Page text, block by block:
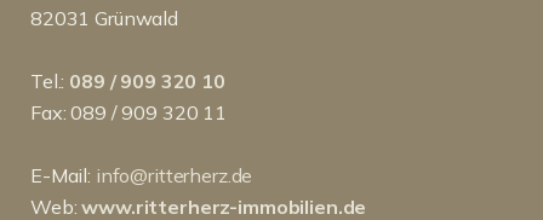
82031 Grünwald
Tel.: 089 / 909 320 10
Fax: 089 / 909 320 11
E-Mail: info@ritterherz.de
Web:www.ritterherz-immobilien.de